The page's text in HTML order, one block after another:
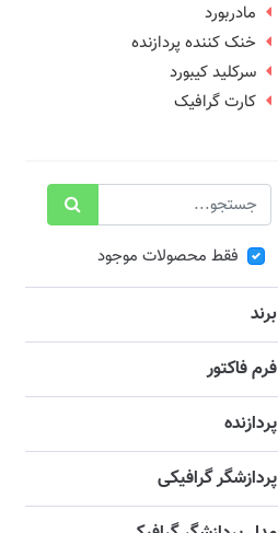
مادربورد
خنک کننده پردازنده
سرکلید کیبورد
کارت گرافیک
فقط محصولات موجود
برند
فرم فاکتور
پردازنده
پردازشگر گرافیکی